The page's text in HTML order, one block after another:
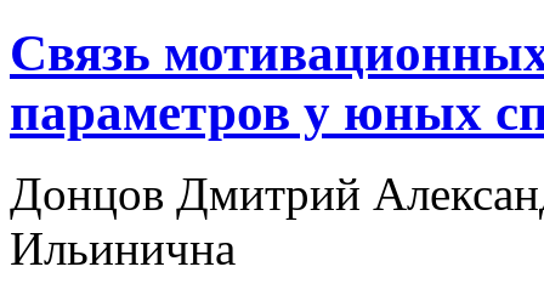
Связь
параметров у юных
Донцов Дмитрий
Ильинична